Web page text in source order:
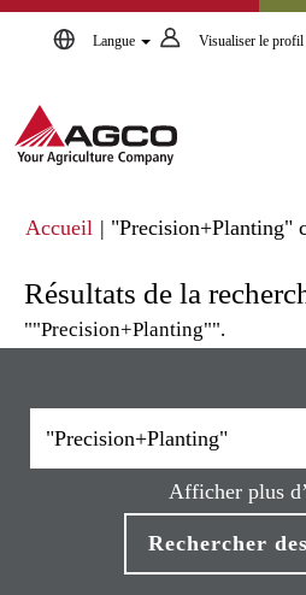
Langue Visualiser le profil
Accueil | "Precision+Planting"
Résultats de la
""Precision+Planting"".
Afficher plus